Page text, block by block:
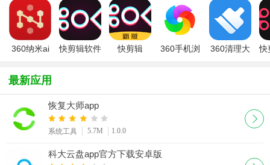
360纳米ai
机版2026
最新版
快剪辑软件
快剪辑
360手机浏
360清理大
快
最新应用
恢复大师app
系统工具 5.7M 1.0.0
科大云盘app官方下载安卓版